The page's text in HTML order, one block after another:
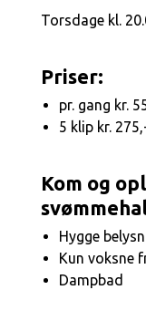
Torsdage kl.
Priser:
pr. gang kr.
5 klip kr.
Kom og
Hygge
Kun voksne
Dampbad